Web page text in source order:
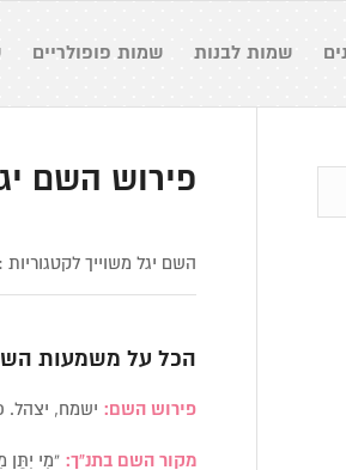
שמות לבנות שמות פופולריים
פירוש השם
השם יגל משוייך לקטגוריות :
הכל על משמעות
פירוש השם: ישמח, יצהל.
מקור השם בתנ”ך:“מִי יִתֵּן